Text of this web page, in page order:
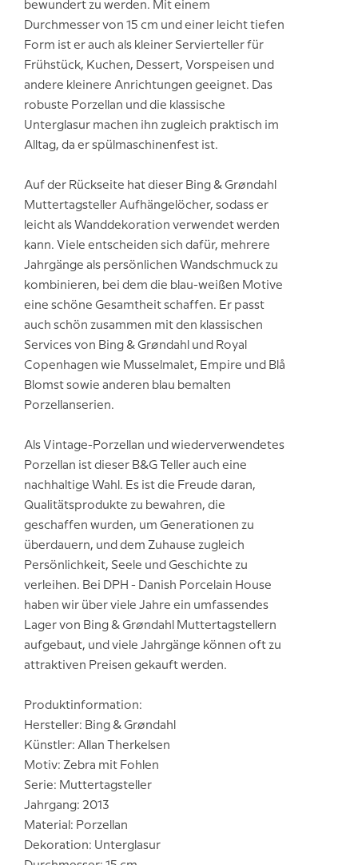
bewundert zu werden. Mit einem
Durchmesser von 15 cm und einer leicht tiefen
Form ist er auch als kleiner Servierteller für
Frühstück, Kuchen, Dessert, Vorspeisen und
andere kleinere Anrichtungen geeignet. Das
robuste Porzellan und die klassische
Unterglasur machen ihn zugleich praktisch im
Alltag, da er spülmaschinenfest ist.
Auf der Rückseite hat dieser Bing & Grøndahl
Muttertagsteller Aufhängelöcher, sodass er
leicht als Wanddekoration verwendet werden
kann. Viele entscheiden sich dafür, mehrere
Jahrgänge als persönlichen Wandschmuck zu
kombinieren, bei dem die blau-weißen Motive
eine schöne Gesamtheit schaffen. Er passt
auch schön zusammen mit den klassischen
Services von Bing & Grøndahl und Royal
Copenhagen wie Musselmalet, Empire und Blå
Blomst sowie anderen blau bemalten
Porzellanserien.
Als Vintage-Porzellan und wiederverwendetes
Porzellan ist dieser B&G Teller auch eine
nachhaltige Wahl. Es ist die Freude daran,
Qualitätsprodukte zu bewahren, die
geschaffen wurden, um Generationen zu
überdauern, und dem Zuhause zugleich
Persönlichkeit, Seele und Geschichte zu
verleihen. Bei DPH - Danish Porcelain House
haben wir über viele Jahre ein umfassendes
Lager von Bing & Grøndahl Muttertagstellern
aufgebaut, und viele Jahrgänge können oft zu
attraktiven Preisen gekauft werden.
Produktinformation:
Hersteller: Bing & Grøndahl
Künstler: Allan Therkelsen
Motiv: Zebra mit Fohlen
Serie: Muttertagsteller
Jahrgang: 2013
Material: Porzellan
Dekoration: Unterglasur